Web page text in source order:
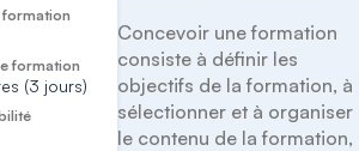
formation
formation
(3 jours)
Concevoir une formation
consiste à définir les
objectifs de la formation, à
sélectionner et à organiser
le contenu de la formation,